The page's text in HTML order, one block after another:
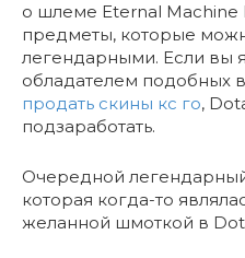
о шлеме Eternal Machine
предметы, которые
легендарными. Если вы
обладателем подобных
продать скины кс го,
подзаработать.
Очередной
которая когда-то
желанной шмоткой в